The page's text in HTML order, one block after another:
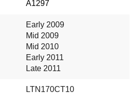
A1297
Early 2009
Mid 2009
Mid 2010
Early 2011
Late 2011
LTN170CT10